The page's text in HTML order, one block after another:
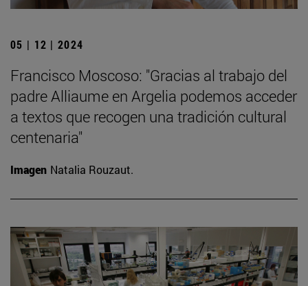
05 | 12 | 2024
Francisco Moscoso: "Gracias al trabajo del
padre Alliaume en Argelia podemos acceder
a textos que recogen una tradición cultural
centenaria"
Imagen Natalia Rouzaut.